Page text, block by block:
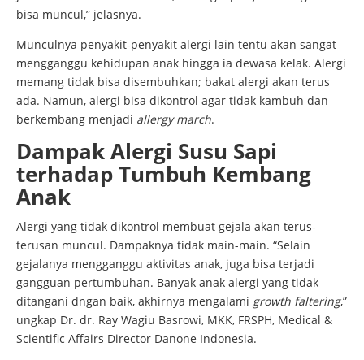
bisa muncul,” jelasnya.
Munculnya penyakit-penyakit alergi lain tentu akan sangat
mengganggu kehidupan anak hingga ia dewasa kelak. Alergi
memang tidak bisa disembuhkan; bakat alergi akan terus
ada. Namun, alergi bisa dikontrol agar tidak kambuh dan
berkembang menjadi allergy march.
Dampak Alergi Susu Sapi
terhadap Tumbuh Kembang
Anak
Alergi yang tidak dikontrol membuat gejala akan terus-
terusan muncul. Dampaknya tidak main-main. “Selain
gejalanya mengganggu aktivitas anak, juga bisa terjadi
gangguan pertumbuhan. Banyak anak alergi yang tidak
ditangani dngan baik, akhirnya mengalami growth faltering,”
ungkap Dr. dr. Ray Wagiu Basrowi, MKK, FRSPH, Medical &
Scientific Affairs Director Danone Indonesia.